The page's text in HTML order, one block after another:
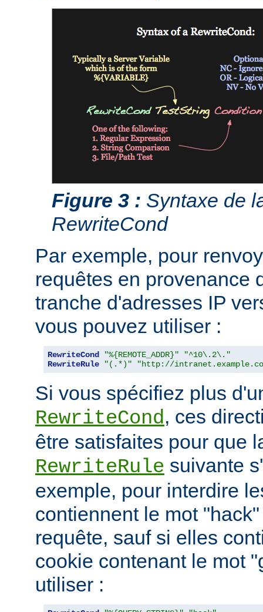
Figure 3 : Syntaxe de
RewriteCond
Par exemple, pour
requêtes en provenance
tranche d'adresses IP
vous pouvez utiliser :
RewriteCond "%{REMOTE_ADDR}"
"^10\.2\."
RewriteRule
"(.*)" "http://
Si vous spécifiez plus
RewriteCond, ces
être satisfaites pour que
RewriteRule suivante
exemple, pour interdire
contiennent le mot
requête, sauf si elles
cookie contenant le mot
utiliser :